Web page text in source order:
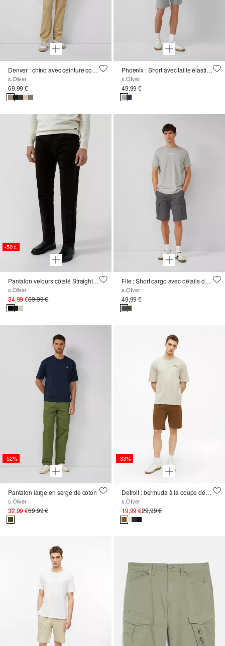
Denver : chino avec ceinture confortable en coton stretch
s.Oliver
69,99 €
Phoenix : Short avec taille élastique et cordon de serrage
s.Oliver
49,99 €
-50%
Pantalon velours côtelé Straight Leg taille mi-haute
s.Oliver
34,99 €69,99 €
File : Short cargo avec détails du logo
s.Oliver
49,99 €
-52%
Pantalon large en sergé de coton
s.Oliver
32,99 €69,99 €
-33%
Detroit : bermuda à la coupe décontractée
s.Oliver
19,99 €29,99 €